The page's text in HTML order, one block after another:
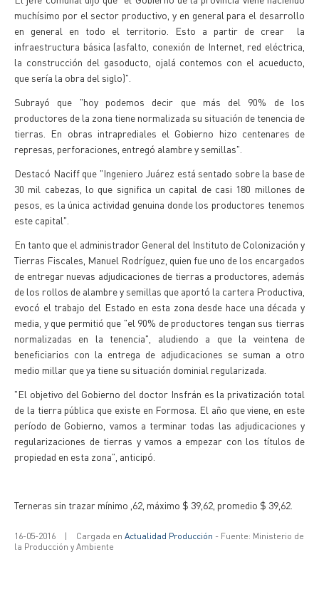
muchísimo por el sector productivo, y en general para el desarrollo
en general en todo el territorio. Esto a partir de crear la
infraestructura básica (asfalto, conexión de Internet, red eléctrica,
la construcción del gasoducto, ojalá contemos con el acueducto,
que sería la obra del siglo)".
Subrayó que "hoy podemos decir que más del 90% de los
productores de la zona tiene normalizada su situación de tenencia de
tierras. En obras intraprediales el Gobierno hizo centenares de
represas, perforaciones, entregó alambre y semillas".
Destacó Naciff que "Ingeniero Juárez está sentado sobre la base de
30 mil cabezas, lo que significa un capital de casi 180 millones de
pesos, es la única actividad genuina donde los productores tenemos
este capital".
En tanto que el administrador General del Instituto de Colonización y
Tierras Fiscales, Manuel Rodríguez, quien fue uno de los encargados
de entregar nuevas adjudicaciones de tierras a productores, además
de los rollos de alambre y semillas que aportó la cartera Productiva,
evocó el trabajo del Estado en esta zona desde hace una década y
media, y que permitió que "el 90% de productores tengan sus tierras
normalizadas en la tenencia", aludiendo a que la veintena de
beneficiarios con la entrega de adjudicaciones se suman a otro
medio millar que ya tiene su situación dominial regularizada.
"El objetivo del Gobierno del doctor Insfrán es la privatización total
de la tierra pública que existe en Formosa. El año que viene, en este
período de Gobierno, vamos a terminar todas las adjudicaciones y
regularizaciones de tierras y vamos a empezar con los títulos de
propiedad en esta zona", anticipó.
Terneras sin trazar mínimo ,62, máximo $ 39,62, promedio $ 39,62.
16-05-2016 | Cargada en Actualidad Producción - Fuente: Ministerio de
la Producción y Ambiente